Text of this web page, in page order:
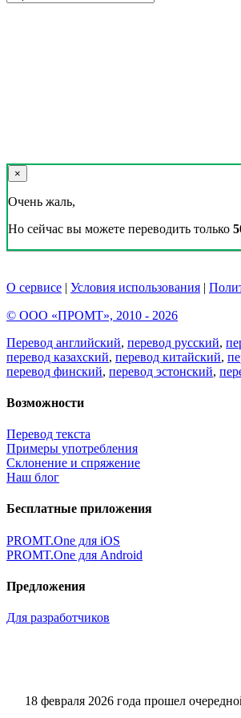
×
Очень жаль,
Но сейчас вы можете переводить только
О сервисе | Условия использования |
© ООО «ПРОМТ», 2010 - 2026
Перевод английский, перевод русский,
перевод казахский, перевод китайский,
перевод финский, перевод эстонский,
Возможности
Перевод текста
Примеры употребления
Склонение и спряжение
Наш блог
Бесплатные приложения
PROMT.One для iOS
PROMT.One для Android
Предложения
Для разработчиков
18 февраля 2026 года прошел